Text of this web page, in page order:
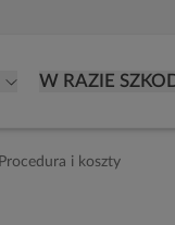
W RAZIE
i koszty